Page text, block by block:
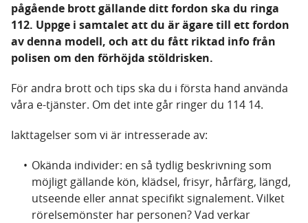
pågående brott gällande ditt fordon ska du ringa
112. Uppge i samtalet att du är ägare till ett fordon
av denna modell, och att du fått riktad info från
polisen om den förhöjda stöldrisken.
För andra brott och tips ska du i första hand använda
våra e-tjänster. Om det inte går ringer du 114 14.
Iakttagelser som vi är intresserade av:
Okända individer: en så tydlig beskrivning som
möjligt gällande kön, klädsel, frisyr, hårfärg, längd,
utseende eller annat specifikt signalement. Vilket
rörelsemönster har personen? Vad verkar